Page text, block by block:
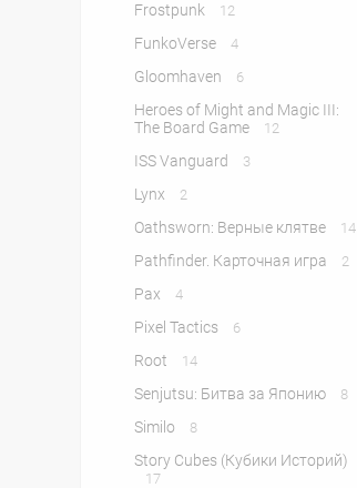
Frostpunk 12
FunkoVerse 4
Gloomhaven 6
Heroes of Might and Magic III:
The Board Game
12
ISS Vanguard 3
Lynx 2
Oathsworn: Верные клятве 14
Pathfinder. Карточная игра 2
Pax 4
Pixel Tactics 6
Root 14
Senjutsu: Битва за Японию 8
Similo 8
Story Cubes (Кубики Историй)
17